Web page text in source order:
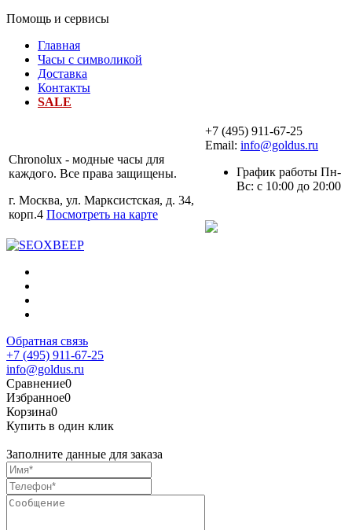
Помощь и сервисы
Главная
Часы с символикой
Доставка
Контакты
SALE
Chronolux - модные часы для
каждого. Все права защищены.
г. Москва, ул. Марксистская, д. 34,
корп.4 Посмотреть на карте
+7 (495) 911-67-25
Email: info@goldus.ru
График работы Пн-
Вс: с 10:00 до 20:00
Обратная связь
+7 (495) 911-67-25
info@goldus.ru
Сравнение0
Избранное0
Корзина0
Купить в один клик
Заполните данные для заказа